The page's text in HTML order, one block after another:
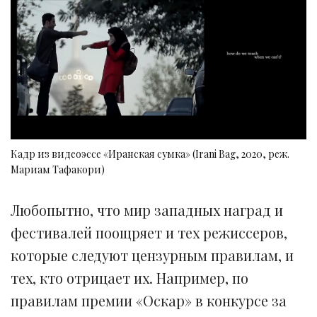
Кадр из видеоэссе «Иранская сумка» (Irani Bag, 2020, реж.
Мариам Тафакори)
Любопытно, что мир западных наград и
фестивалей поощряет и тех режиссеров,
которые следуют цензурным правилам, и
тех, кто отрицает их. Например, по
правилам премии «Оскар» в конкурсе за